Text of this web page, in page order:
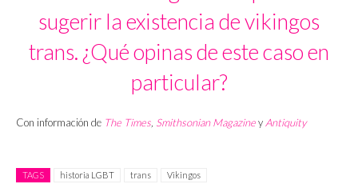
sugerir la existencia de vikingos
trans. ¿Qué opinas de este caso en
particular?
Con información de The Times, Smithsonian MagazineyAntiquity
TAGS historia LGBT trans Vikingos